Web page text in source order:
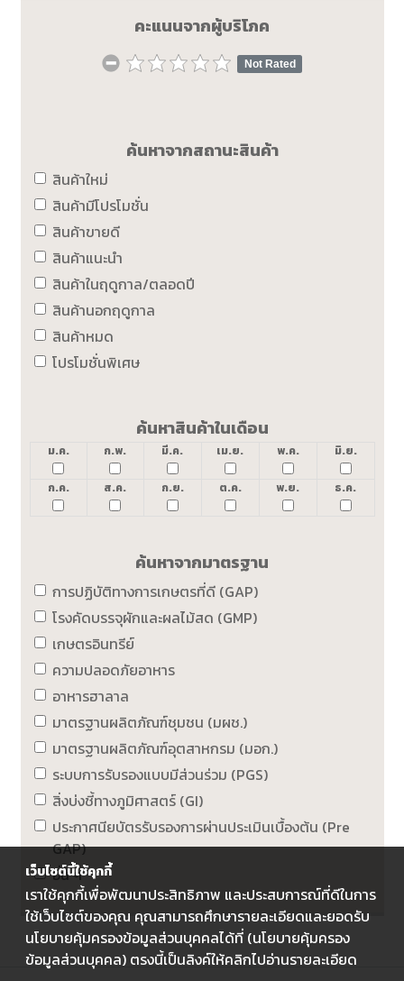
คะแนนจากผู้บริโภค
Not Rated
ค้นหาจากสถานะสินค้า
สินค้าใหม่
สินค้ามีโปรโมชั่น
สินค้าขายดี
สินค้าแนะนำ
สินค้าในฤดูกาล/ตลอดปี
สินค้านอกฤดูกาล
สินค้าหมด
โปรโมชั่นพิเศษ
ค้นหาสินค้าในเดือน
ม.ค. ก.พ. มี.ค. เม.ย. พ.ค. มิ.ย.
ก.ค. ส.ค. ก.ย. ต.ค. พ.ย. ธ.ค.
ค้นหาจากมาตรฐาน
การปฏิบัติทางการเกษตรที่ดี (GAP)
โรงคัดบรรจุผักและผลไม้สด (GMP)
เกษตรอินทรีย์
ความปลอดภัยอาหาร
อาหารฮาลาล
มาตรฐานผลิตภัณฑ์ชุมชน (มผช.)
มาตรฐานผลิตภัณฑ์อุตสาหกรม (มอก.)
ระบบการรับรองแบบมีส่วนร่วม (PGS)
สิ่งบ่งชี้ทางภูมิศาสตร์ (GI)
ประกาศนียบัตรรับรองการผ่านประเมินเบื้องต้น (Pre
GAP)
อื่น ๆ
เว็บไซต์นี้ใช้คุกกี้
เราใช้คุกกี้เพื่อพัฒนาประสิทธิภาพ และประสบการณ์ที่ดีในการ
ใช้เว็บไซต์ของคุณ คุณสามารถศึกษารายละเอียดและยอดรับ
นโยบายคุ้มครองข้อมูลส่วนบุคคลได้ที่ (นโยบายคุ้มครอง
ข้อมูลส่วนบุคคล) ตรงนี้เป็นลิงค์ให้คลิกไปอ่านรายละเอียด